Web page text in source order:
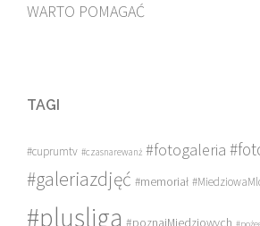
WARTO POMAGAĆ
TAGI
#cuprumtv #czasnarewanż #fotogaleria
#galeriazdjęć #memoriał
#plusliga #poznajMiedziowych